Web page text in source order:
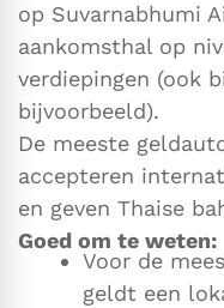
op Suvarnabhumi
aankomsthal op
verdiepingen (ook
bijvoorbeeld).
De meeste
accepteren
en geven Thaise
Goed om te weten:
Voor de
geldt een